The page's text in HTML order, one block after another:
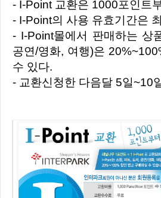
- I-Point 교환은 1000포인트
- I-Point의 사용 유효기간은
- I-Point몰에서 판매하는 상
공연/영화, 여행)은
수 있다.
- 교환신청한 다음달 5일~10